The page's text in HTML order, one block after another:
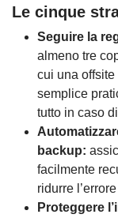
Le cinque
Seguire la
almeno tre
cui una
semplice
tutto in caso
backup:
facilmente
ridurre
Proteggere